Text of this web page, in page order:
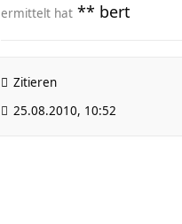
ermittelt hat ** bert
Zitieren
25.08.2010, 10:52